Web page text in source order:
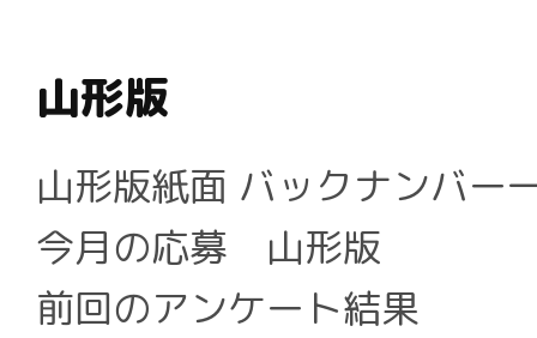
山形版
山形版紙面 バックナンバー
今月の応募 山形版
前回のアンケート結果